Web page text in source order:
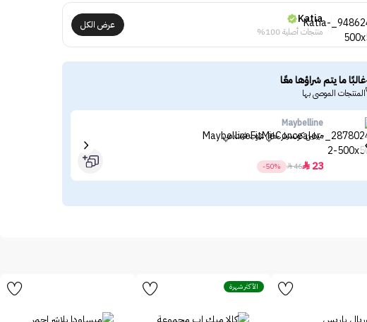
Katia
منتجات أصلية 100%
عرض الكل
غالبًا ما يتم شراؤها معًا
المنتجات الموصى بها
Maybelline
ميبلين كونسيلر خافي عيوب فيت مي
23

46

-50%
الأكثر شهرة